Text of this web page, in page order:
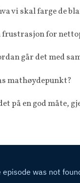
vi skal farge de
for
går det med
mathøydepunkt?
en god måte,